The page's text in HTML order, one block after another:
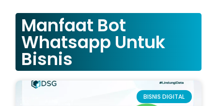
Manfaat Bot
Whatsapp Untuk
Bisnis
BISNIS DIGITAL